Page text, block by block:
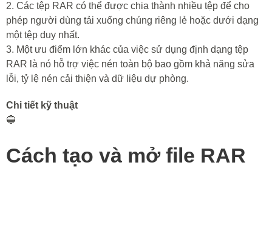
2. Các tệp RAR có thể được chia thành nhiều tệp để cho
phép người dùng tải xuống chúng riêng lẻ hoặc dưới dạng
một tệp duy nhất.
3. Một ưu điểm lớn khác của việc sử dụng định dạng tệp
RAR là nó hỗ trợ việc nén toàn bộ bao gồm khả năng sửa
lỗi, tỷ lệ nén cải thiện và dữ liệu dự phòng.
Chi tiết kỹ thuật
🔵
Cách tạo và mở file RAR